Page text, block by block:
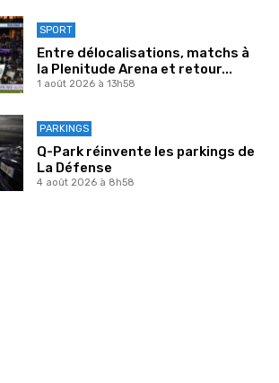
SPORT
Entre délocalisations, matchs à
la Plenitude Arena et retour...
1 août 2026 à 13h58
PARKINGS
Q-Park réinvente les parkings de
La Défense
4 août 2026 à 8h58